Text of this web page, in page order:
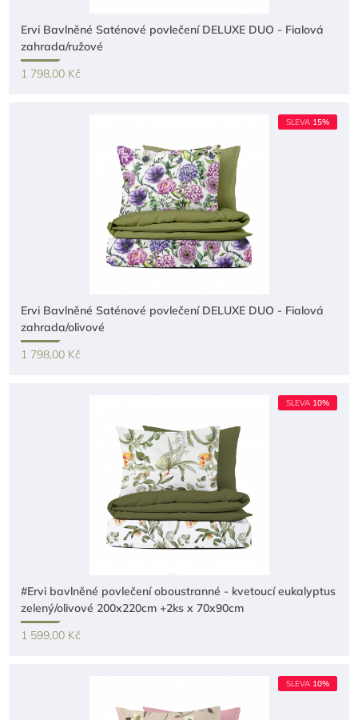
Ervi Bavlněné Saténové povlečení DELUXE DUO - Fialová
zahrada/ružové
1 798,00 Kč
SLEVA 15%
Ervi Bavlněné Saténové povlečení DELUXE DUO - Fialová
zahrada/olivové
1 798,00 Kč
SLEVA 10%
#Ervi bavlněné povlečení oboustranné - kvetoucí eukalyptus
zelený/olivové 200x220cm +2ks x 70x90cm
1 599,00 Kč
SLEVA 10%